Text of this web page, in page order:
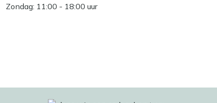
Zondag: 11:00 - 18:00 uur